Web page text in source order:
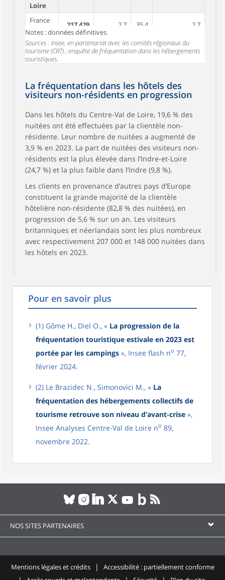
Loire
France
entière
217 429 2,7 35,4
2,7
Notes : données définitives.
Sources : Insee, en partenariat avec les comités régionaux du
tourisme (CRT) ; enquête de fréquentation dans les hébergements
touristiques.
La fréquentation dans les hôtels des
visiteurs non-résidents en progression
Dans les hôtels du Centre-Val de Loire, 19,6 % des
nuitées ont été effectuées par la clientèle non-
résidente. Leur nombre de nuitées a augmenté de
3,9 % en 2023. La part de nuitées des visiteurs non-
résidents est la plus élevée dans l’Indre-et-Loire
(24,7 %) et la plus faible dans l’Indre (9,8 %).
Les clients en provenance d’autres pays d’Europe
constituent la grande majorité de la clientèle
hôtelière non-résidente (82,8 % des nuitées), en
progression de 5,6 % sur un an. Les visiteurs
britanniques et néerlandais sont les plus nombreux
avec respectivement 207 000 et 148 000 nuitées dans
les hôtels en 2023.
Pour en savoir plus
(1) Gôme H., Diel O., « La progression de la
fréquentation touristique estivale en 2023 est
portée par les campings », Insee flash no 77,
février 2024.
(2) Le Brazidec N., Simonovici M., « La
fréquentation des hébergements collectifs de
tourisme retrouve son niveau d’avant-crise »,
Insee Analyses Centre-Val de Loire no 89,
novembre 2022.
NOS SITES PARTENAIRES
Mentions légales et crédits
Accessibilité : partiellement conforme